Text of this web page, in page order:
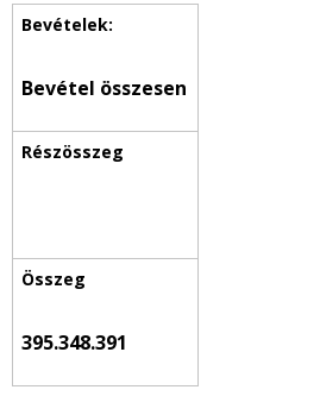
Bevétel összesen
395.348.391